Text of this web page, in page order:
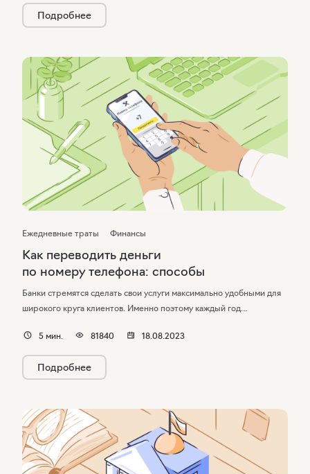
предусмотрены штрафные санкции. Расскажем, что будет, если
Подробнее
Ежедневные траты Финансы
Как переводить деньги
по номеру телефона: способы
Банки стремятся сделать свои услуги максимально удобными для
широкого круга клиентов. Именно поэтому каждый год
перечисления денег с карты на карту и т. д. В этой статье
мы расскажем, какие существуют варианты перевода средств
по номеру телефона, а также рассмотрим особенности каждого
Подробнее
5 мин. 81840 18.08.2023